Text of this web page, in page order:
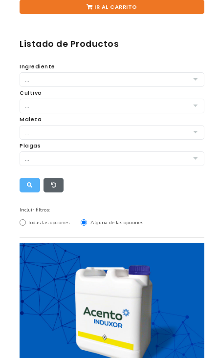
IR AL CARRITO
Listado de Productos
Ingrediente
Cultivo
Maleza
Plagas
Incluir filtros:
Todas las opciones
Alguna de las opciones